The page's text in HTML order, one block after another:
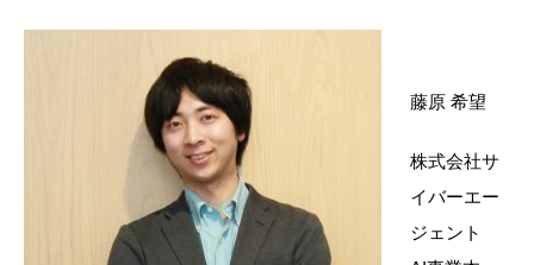
藤原 希望
株式会社サ
イバーエー
ジェント